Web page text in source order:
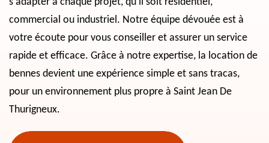
commercial ou industriel. Notre équipe dévouée est à
votre écoute pour vous conseiller et assurer un service
rapide et efficace. Grâce à notre expertise, la location de
bennes devient une expérience simple et sans tracas,
pour un environnement plus propre à Saint Jean De
Thurigneux.